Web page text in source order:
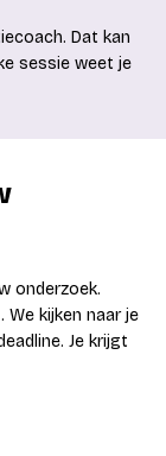
Dat kan
sessie weet je
onderzoek.
kijken naar je
Je krijgt